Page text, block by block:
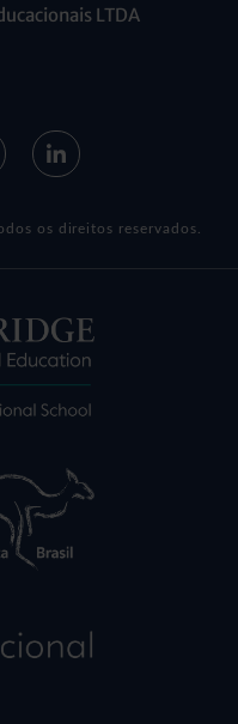
LTDA
os direitos reservados.